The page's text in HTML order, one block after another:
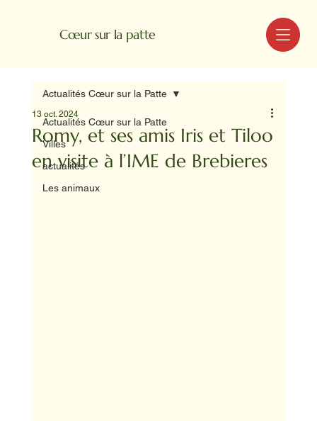
Cœur sur la patte MENU
Actualités Cœur sur la Patte
Villes
actualités
Les animaux
Actualités Cœur sur la Patte
Romy, et ses amis Iris et Tiloo
en visite à l’IME de Brebieres
13 oct. 2024